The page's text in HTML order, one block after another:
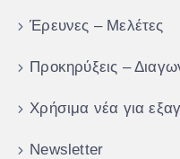
Έρευνες – Μελέτες
Προκηρύξεις –
Χρήσιμα νέα για
Newsletter